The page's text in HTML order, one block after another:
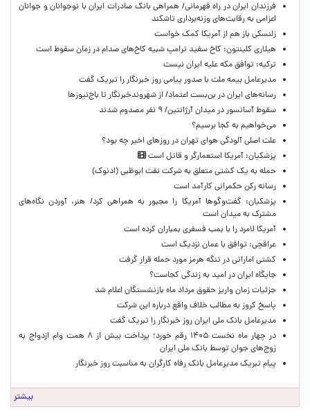
​فرزندان ایران در راه قهرمانی/ همراهی بانک صادرات ایران با نوجوانان و جوانان
اعزامی به رقابت‌های وزنه‌برداری تاشکند
زلنسکی باز هم از آمریکا کمک خواست
هیلاری کلینتون: کاخ سفید ترامپ شبیه کاخ‌های صدام در زمان سقوط است
ترکیه: توافق مکه علیه ایران نیست
مدیرعامل بیمه ملت با صدور پیامی روز خبرنگار را تبریک گفت
رسانه‌های ایران در بن‌بست اعتماد/ از شهروندخبرنگار تا باج‌نیوزها
سقوط آسانسور در میدان آرژانتین/ ۹ نفر مصدوم شدند
می‌خواهیم به کجا برسیم؟
علت اصلی آلودگی هوای تهران در روزهای اخیر چه بود؟
پزشکیان: آمریکا استعمارگر و قاتل است
حمله به یک کشتی متعلق به شرکت نفت ابوظبی (ادنوک)
رسانه رکن حکمرانی کارآمد است
پزشکیان: گفت‌وگوها آمریکا را مجبور به همراهی کرد/ هنر، آوردن نگاه‌های
مشترک به میدان است
آمریکا لامرد را با بمب فسفری بمباران کرده است
عراقچی: توافق با عمان نزدیک است
کشتی اماراتی در تنگه هرمز مورد حمله قرار گرفت
جایگاه ایران در امید به زندگی کجاست؟
جزئیات زمان واریز حقوق مرداد ماه بازنشستگان اعلام شد
پاسخ کروز به مطالب خلاف واقع درباره این شرکت
مدیرعامل بانک ملی ایران روز خبرنگار را تبریک گفت
در چهار ماه نخست ۱۴۰۵ رقم خورد؛ پرداخت بیش از ۸ همت وام ازدواج به
زوج‌های جوان توسط بانک ملی ایران
پیام تبریک مدیرعامل بانک رفاه کارگران به مناسبت روز خبرنگار
بیشتر